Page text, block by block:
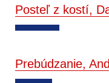
Posteľ z kostí,
Prebúdzanie,